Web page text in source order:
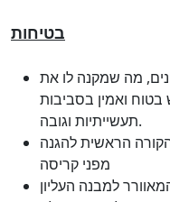
בטיחות
שונים, מה שמקנה לו את
ואמין בסביבות
תעשייתיות וגובה.
הראשית להגנה
מפני קריסה
למבנה העליון